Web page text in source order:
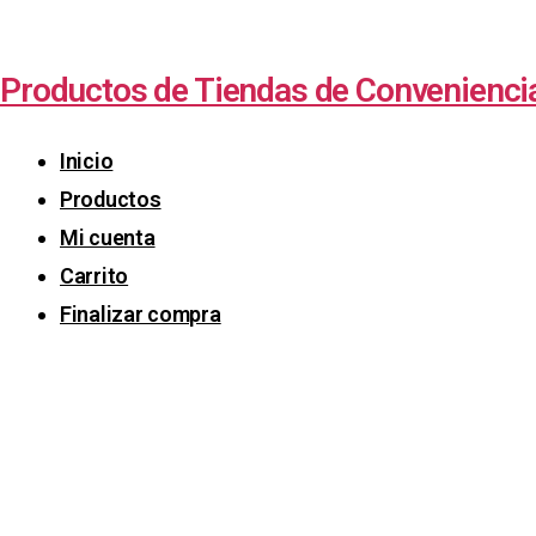
Productos de Tiendas de
Inicio
Productos
Mi cuenta
Carrito
Finalizar compra